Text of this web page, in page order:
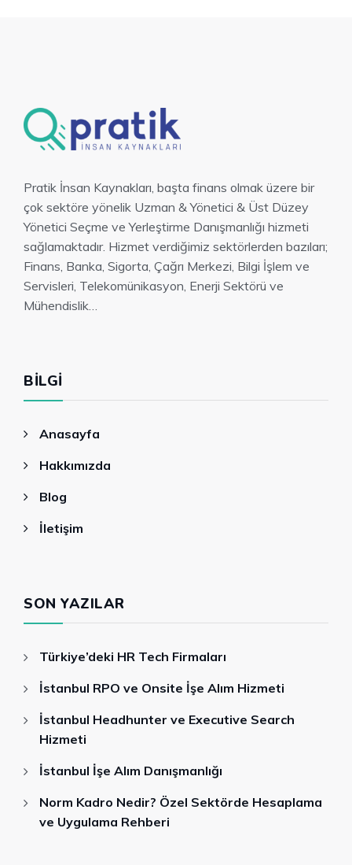
Pratik İnsan Kaynakları, başta finans olmak üzere bir
çok sektöre yönelik Uzman & Yönetici & Üst Düzey
Yönetici Seçme ve Yerleştirme Danışmanlığı hizmeti
sağlamaktadır. Hizmet verdiğimiz sektörlerden bazıları;
Finans, Banka, Sigorta, Çağrı Merkezi, Bilgi İşlem ve
Servisleri, Telekomünikasyon, Enerji Sektörü ve
Mühendislik…
BILGI
Anasayfa
Hakkımızda
Blog
İletişim
SON YAZILAR
Türkiye’deki HR Tech Firmaları
İstanbul RPO ve Onsite İşe Alım Hizmeti
İstanbul Headhunter ve Executive Search
Hizmeti
İstanbul İşe Alım Danışmanlığı
Norm Kadro Nedir? Özel Sektörde Hesaplama
ve Uygulama Rehberi